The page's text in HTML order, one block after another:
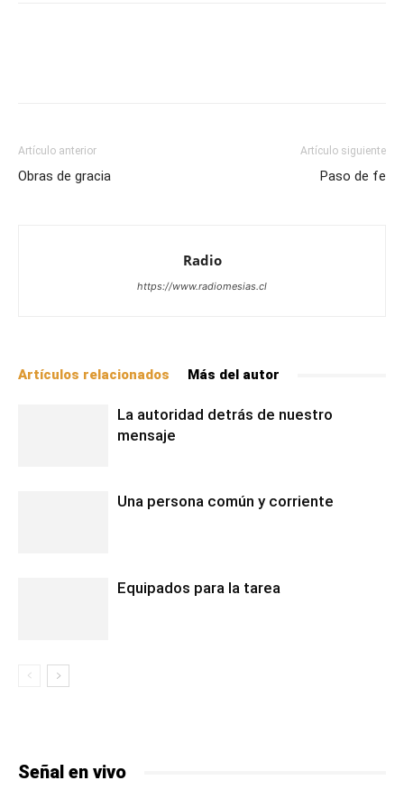
Artículo anterior
Obras de gracia
Artículo siguiente
Paso de fe
Radio
https://www.radiomesias.cl
Artículos relacionados Más del autor
La autoridad detrás de nuestro
mensaje
Una persona común y corriente
Equipados para la tarea
Señal en vivo